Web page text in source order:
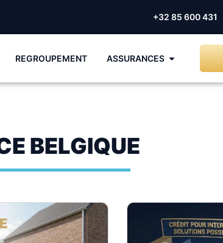
+32 85 600 431
REGROUPEMENT ASSURANCES
BELGIQUE